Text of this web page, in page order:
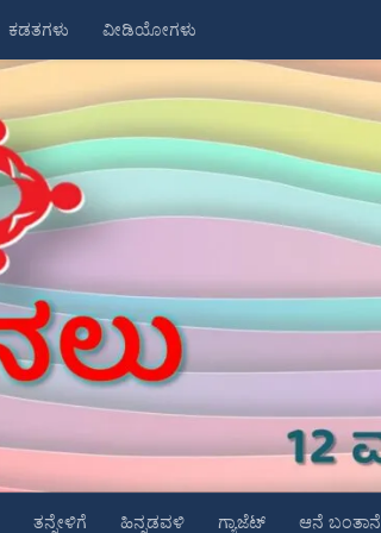
ಕಡತಗಳು ವೀಡಿಯೋಗಳು
ತನ್ನೇಳಿಗೆ ಹಿನ್ನಡವಳಿ ಗ್ಯಾಜೆಟ್ ಆನೆ ಬಂತಾನೆ